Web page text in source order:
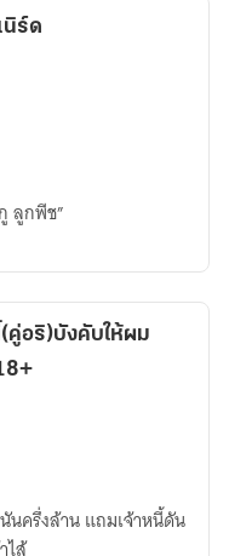
นิร์ด
ลูกพีช”
คู่อริ)บังคับให้ผม
นครึ่งล้าน แถมเจ้าหนี้ดัน